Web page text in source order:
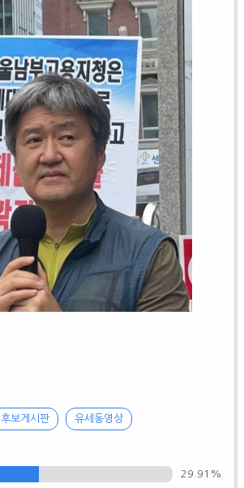
후보게시판 유세동영상
29.91%